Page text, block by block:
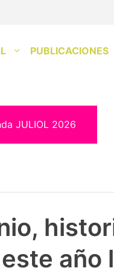
PUBLICACIONES
JULIOL 2026
año